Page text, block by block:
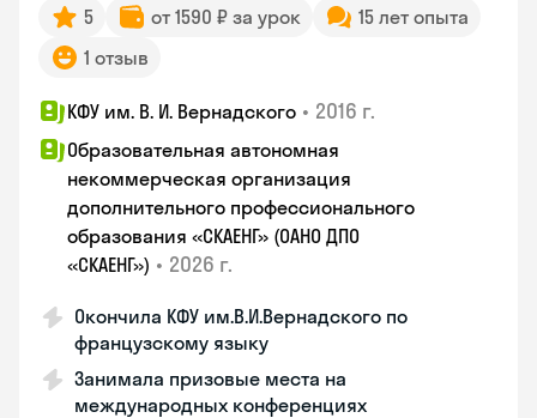
5 от 1590 ₽ за урок
15 лет опыта
1 отзыв
КФУ им. В. И. Вернадского • 2016 г.
Образовательная автономная
некоммерческая организация
дополнительного профессионального
образования «СКАЕНГ» (ОАНО ДПО
«СКАЕНГ») • 2026 г.
Окончила КФУ им.В.И.Вернадского по
французскому языку
Занимала призовые места на
международных конференциях